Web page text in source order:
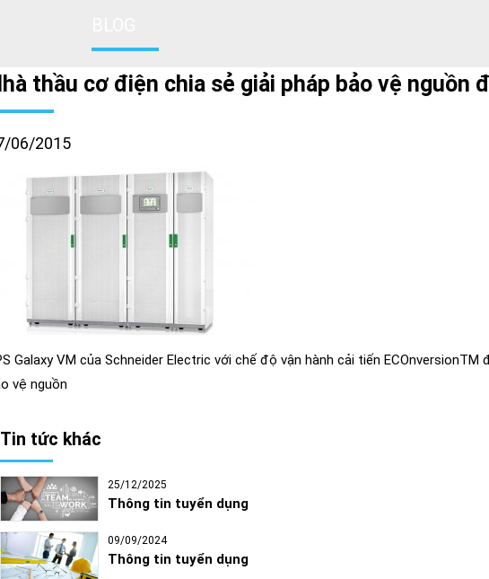
thầu cơ điện chia sẻ giải pháp bảo vệ nguồn
06/2015
Galaxy VM của Schneider Electric với chế độ vận hành cải tiến
vệ nguồn
Tin tức khác
25/12/2025
Thông tin tuyển dụng
09/09/2024
Thông tin tuyển dụng